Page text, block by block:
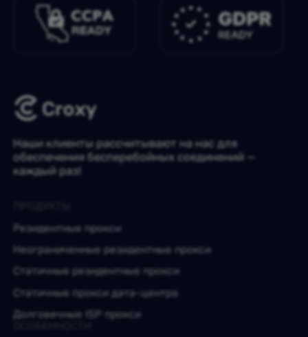
Наши клиенты рассчитывают на нас для
обеспечения бесперебойных соединений —
каждый раз!
Резидентные прокси
Неограниченные резидентные прокси
Статичные резидентные прокси
Статичные прокси дата-центра
Долговечные ISP прокси